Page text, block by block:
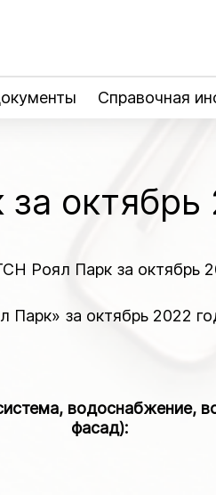
Справочная
октябрь
Роял Парк за октябрь
Парк» за октябрь 2022
водоснабжение,
фасад):